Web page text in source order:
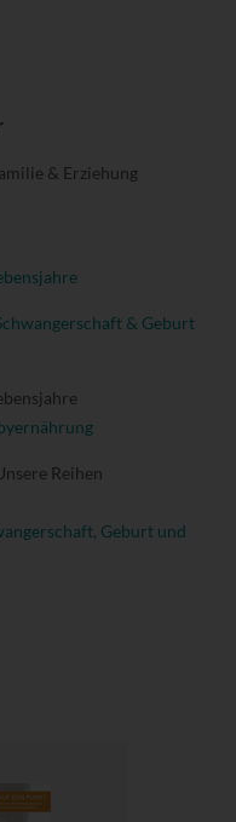
& Erziehung
& Geburt
Reihen
Geburt und